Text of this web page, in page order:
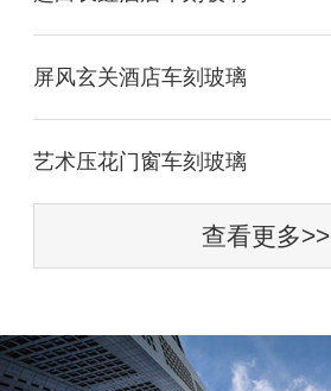
屏风玄关酒店车刻玻璃
艺术压花门窗车刻玻璃
查看更多>>